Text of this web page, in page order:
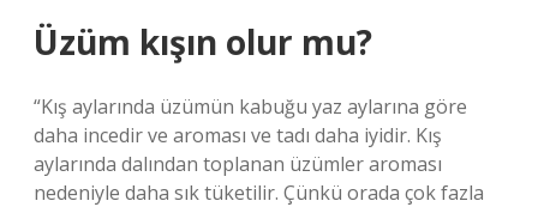
Üzüm kışın olur mu?
“Kış aylarında üzümün kabuğu yaz aylarına göre
daha incedir ve aroması ve tadı daha iyidir. Kış
aylarında dalından toplanan üzümler aroması
nedeniyle daha sık tüketilir. Çünkü orada çok fazla